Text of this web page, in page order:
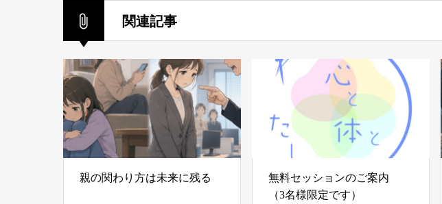
関連記事
親の関わり方は未来に残る
無料セッションのご案内
（3名様限定です）